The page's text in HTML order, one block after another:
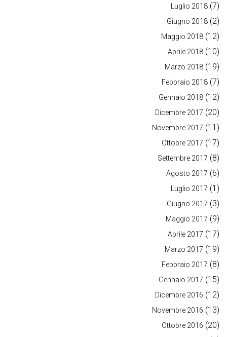
Luglio 2018 (7)
Giugno 2018 (2)
Maggio 2018 (12)
Aprile 2018 (10)
Marzo 2018 (19)
Febbraio 2018 (7)
Gennaio 2018 (12)
Dicembre 2017 (20)
Novembre 2017 (11)
Ottobre 2017 (17)
Settembre 2017 (8)
Agosto 2017 (6)
Luglio 2017 (1)
Giugno 2017 (3)
Maggio 2017 (9)
Aprile 2017 (17)
Marzo 2017 (19)
Febbraio 2017 (8)
Gennaio 2017 (15)
Dicembre 2016 (12)
Novembre 2016 (13)
Ottobre 2016 (20)